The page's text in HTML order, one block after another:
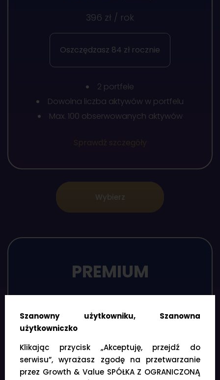
396 zł / rok
Oszczędzasz 84 zł rocznie
2 portfele
Dowolna liczba aktywów w portfelu
Max. 100 obserwowanych aktywów
Wybierz
PREMIUM
37zł / miesiąc
Oszczędzasz 84 zł rocznie
Szanowny użytkowniku, Szanowna
użytkowniczko
Klikając przycisk „Akceptuję, przejdź do
serwisu”, wyrażasz zgodę na przetwarzanie
przez Growth & Value SPÓŁKA Z OGRANICZONĄ